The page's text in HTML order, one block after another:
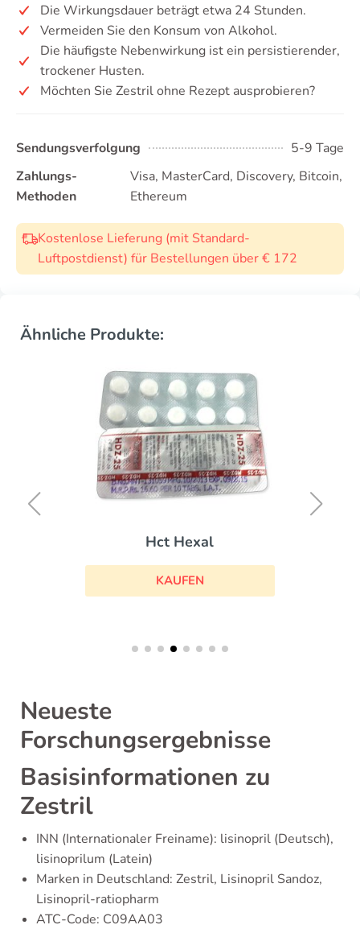
Die Wirkungsdauer beträgt etwa 24 Stunden.
Vermeiden Sie den Konsum von Alkohol.
Die häufigste Nebenwirkung ist ein persistierender,
trockener Husten.
Möchten Sie Zestril ohne Rezept ausprobieren?
Sendungsverfolgung
5-9 Tage
Zahlungs-
Methoden
Visa, MasterCard, Discovery, Bitcoin,
Ethereum
Kostenlose Lieferung (mit Standard-
Luftpostdienst) für Bestellungen über € 172
Ähnliche Produkte:
Hct Hexal
KAUFEN
Neueste
Forschungsergebnisse
Basisinformationen zu
Zestril
INN (Internationaler Freiname): lisinopril (Deutsch),
lisinoprilum (Latein)
Marken in Deutschland: Zestril, Lisinopril Sandoz,
Lisinopril-ratiopharm
ATC-Code: C09AA03